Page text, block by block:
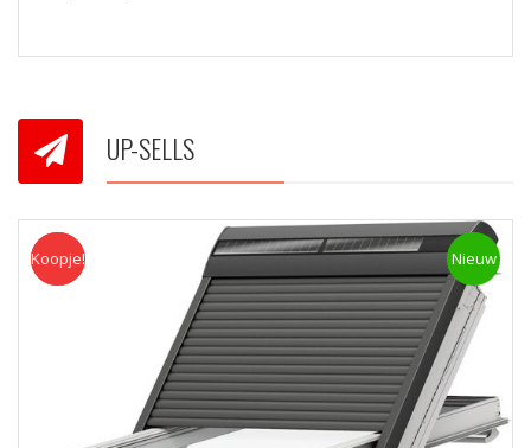
UP-SELLS
Koopje Nieuw
Koopje!